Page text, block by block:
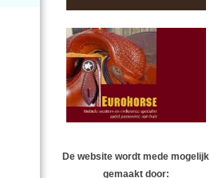
De website wordt mede mogelijk
gemaakt door: